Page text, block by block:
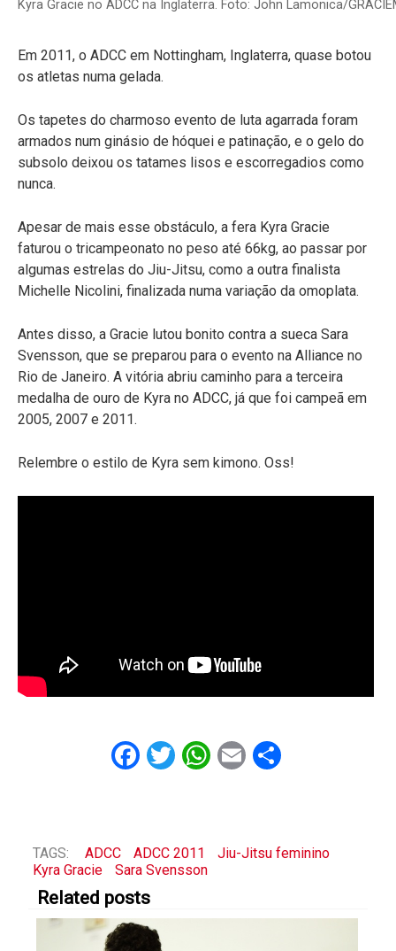
Kyra Gracie no ADCC na Inglaterra. Foto: John Lamonica/
Em 2011, o ADCC em Nottingham, Inglaterra, quase botou
os atletas numa gelada.
Os tapetes do charmoso evento de luta agarrada foram
armados num ginásio de hóquei e patinação, e o gelo do
subsolo deixou os tatames lisos e escorregadios como
nunca.
Apesar de mais esse obstáculo, a fera Kyra Gracie
faturou o tricampeonato no peso até 66kg, ao passar por
algumas estrelas do Jiu-Jitsu, como a outra finalista
Michelle Nicolini, finalizada numa variação da omoplata.
Antes disso, a Gracie lutou bonito contra a sueca Sara
Svensson, que se preparou para o evento na Alliance no
Rio de Janeiro. A vitória abriu caminho para a terceira
medalha de ouro de Kyra no ADCC, já que foi campeã em
2005, 2007 e 2011.
Relembre o estilo de Kyra sem kimono. Oss!
Facebook
Twitter
WhatsApp
EmailShare
TAGS: ADCC ADCC 2011
Jiu-Jitsu feminino
Kyra Gracie
Sara Svensson
Related posts